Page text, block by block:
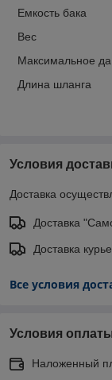
Емкость бака
Вес
Максимальное
Длина шланга
Условия
Доставка
Доставка
Доставка
Все условия
Условия
Наложенный